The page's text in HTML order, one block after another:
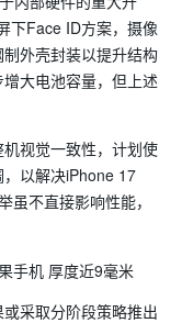
下Face ID方案，摄像
外壳封装以提升结构
大电池容量，但上述
视觉一致性，计划使
以解决iPhone 17
虽不直接影响性能，
采取分阶段策略推出